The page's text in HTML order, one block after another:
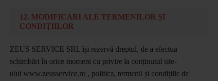
12. MODIFICARI ALE TERMENILOR ȘI
CONDIȚIILOR
ZEUS SERVICE SRL își rezervă dreptul, de a efectua
schimbări în orice moment cu privire la conținutul site-
ului www.zeusservice.ro , politica, termenii și condițiile de